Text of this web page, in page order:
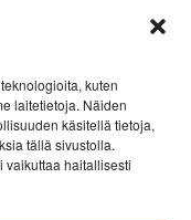
kuten
laitetietoja. Näiden
käsitellä tietoja,
tällä sivustolla.
vaikuttaa haitallisesti
Keskustoimikunta,